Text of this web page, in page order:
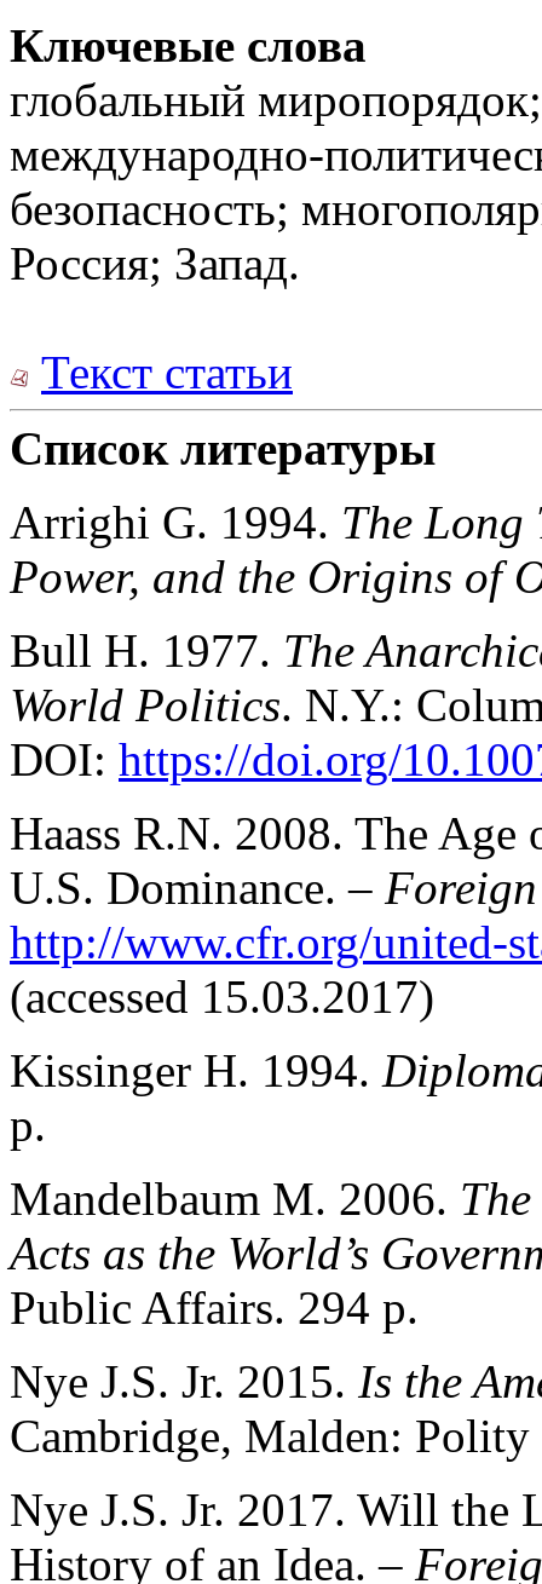
Ключевые слова
глобальный
международно-
безопасность;
Россия; Запад.
Текст статьи
Список литературы
Arrighi G. 1994. The Long
Power, and the Origins of
Bull H. 1977. The
World Politics. N.Y.:
DOI: https://doi.org/
Haass R.N. 2008. The
U.S. Dominance. –
http://www.cfr.org/united-
(accessed 15.03.2017)
Kissinger H. 1994.
p.
Mandelbaum M. 2006.
Acts as the World’s
Public Affairs. 294 p.
Nye J.S. Jr. 2015. Is the
Cambridge, Malden: Polity
Nye J.S. Jr. 2017. Will the
History of an Idea. –